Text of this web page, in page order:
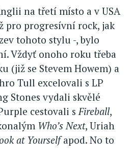
na třetí místo a v USA
pro progresívní rock, jak
tohoto stylu -, bylo
Vždyť onoho roku třeba
(již se Stevem Howem) a
Tull excelovali s LP
Stones vydali skvělé
cestovali s Fireball,
Who’s Next, Uriah
at Yourselfapod. No to